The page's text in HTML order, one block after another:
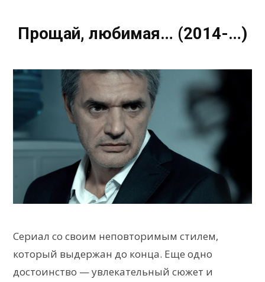
Прощай, любимая… (2014-…)
Сериал со своим неповторимым стилем,
который выдержан до конца. Еще одно
достоинство — увлекательный сюжет и